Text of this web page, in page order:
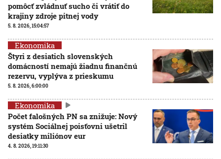
pomôcť zvládnuť sucho či vrátiť do
krajiny zdroje pitnej vody
5. 8. 2026, 15:04:57
Ekonomika
Štyri z desiatich slovenských
domácností nemajú žiadnu finančnú
rezervu, vyplýva z prieskumu
5. 8. 2026, 6:00:00
Ekonomika
Počet falošných PN sa znižuje: Nový
systém Sociálnej poisťovni ušetril
desiatky miliónov eur
4. 8. 2026, 19:11:30